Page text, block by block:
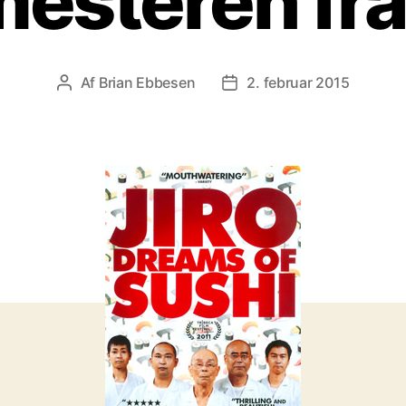
Indlægsforfatter
Af Brian Ebbesen Indlægsdato
2. februar 2015